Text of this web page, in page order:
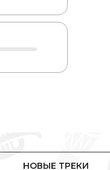
НОВЫЕ ТРЕКИ